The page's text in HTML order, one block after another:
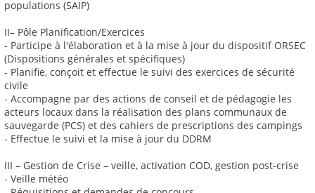
populations (SAIP)
II– Pôle Planification/Exercices
- Participe à l'élaboration et à la mise à jour du dispositif ORSEC
(Dispositions générales et spécifiques)
- Planifie, conçoit et effectue le suivi des exercices de sécurité
civile
- Accompagne par des actions de conseil et de pédagogie les
acteurs locaux dans la réalisation des plans communaux de
sauvegarde (PCS) et des cahiers de prescriptions des campings
- Effectue le suivi et la mise à jour du DDRM
III – Gestion de Crise – veille, activation COD, gestion post-crise
- Veille météo